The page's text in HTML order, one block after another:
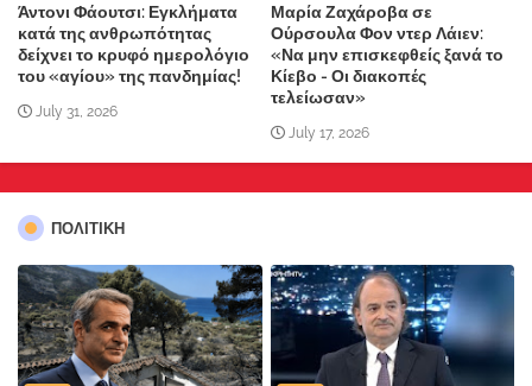
Άντονι Φάουτσι: Εγκλήματα
κατά της ανθρωπότητας
δείχνει το κρυφό ημερολόγιο
του «αγίου» της πανδημίας!
July 31, 2026
Μαρία Ζαχάροβα σε
Ούρσουλα Φον ντερ Λάιεν:
«Να μην επισκεφθείς ξανά το
Κίεβο - Οι διακοπές
τελείωσαν»
July 17, 2026
ΠΟΛΙΤΙΚΗ